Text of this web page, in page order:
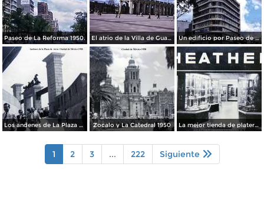
Paseo de La Reforma 1950. El atrio de la Villa de Guadalupe 1950. Un edificio por Paseo de La Reforma 1950
Los andenes de La Plaza de toros Ciudad de México 1950 Zocalo y La Catedral 1950 La mejor tienda de plateria.
1 2 3 ... 222 Siguiente